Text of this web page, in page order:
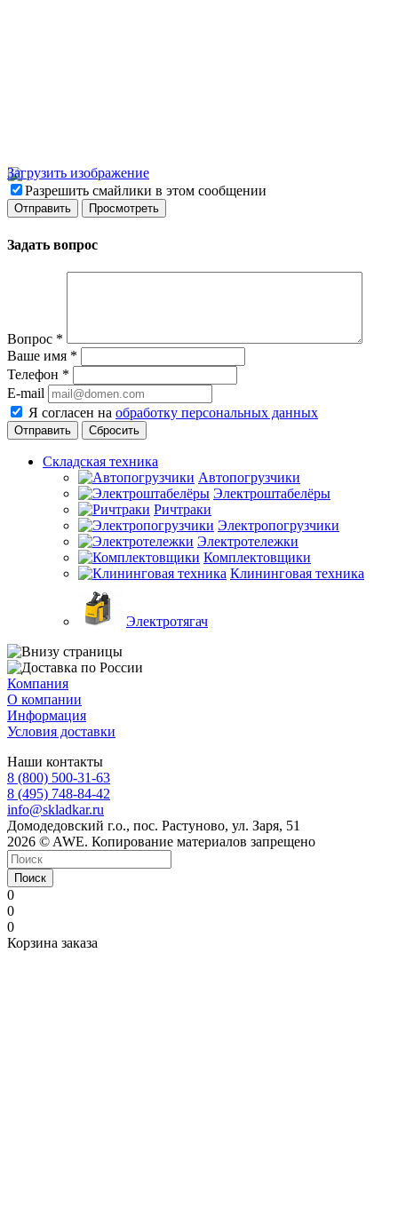
Загрузить изображение
Разрешить смайлики в этом сообщении
Задать вопрос
Вопрос *
Ваше имя *
Телефон *
E-mail
Я согласен на обработку персональных данных
Сбросить
Складская техника
Автопогрузчики
Электроштабелёры
Ричтраки
Электропогрузчики
Электротележки
Комплектовщики
Клининговая техника
Электротягач
Компания
О компании
Информация
Условия доставки
Наши контакты
8 (800) 500-31-63
8 (495) 748-84-42
info@skladkar.ru
Домодедовский г.о., пос. Растуново, ул. Заря, 51
2026 © AWE. Копирование материалов запрещено
Поиск
0
0
0
Корзина заказа